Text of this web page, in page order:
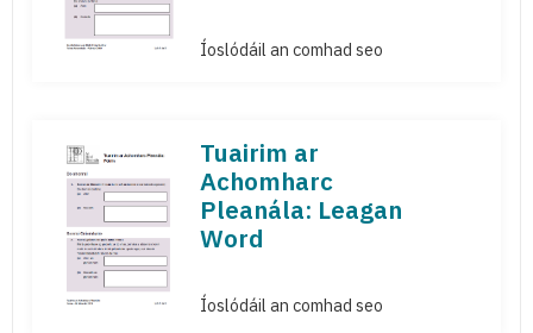
Íoslódáil an comhad seo
Tuairim ar
Achomharc
Pleanála: Leagan
Word
Íoslódáil an comhad seo